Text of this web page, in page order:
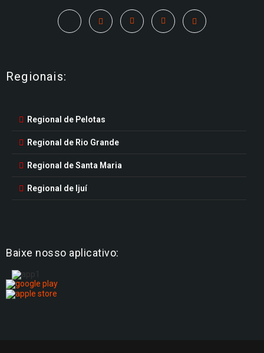
Regionais:
Regional de Pelotas
Regional de Rio Grande
Regional de Santa Maria
Regional de Ijuí
Baixe nosso aplicativo: